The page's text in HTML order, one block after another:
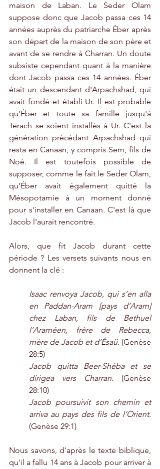
maison de Laban. Le Seder Olam
suppose donc que Jacob passa ces 14
années auprès du patriarche Éber après
son départ de la maison de son père et
avant de se rendre à Charran. Un doute
subsiste cependant quant à la manière
dont Jacob passa ces 14 années. Éber
était un descendant d'Arpachshad, qui
avait fondé et établi Ur. Il est probable
qu'Éber et toute sa famille jusqu'à
Terach se soient installés à Ur. C'est la
génération précédant Arpachshad qui
resta en Canaan, y compris Sem, fils de
Noé. Il est toutefois possible de
supposer, comme le fait le Seder Olam,
qu'Éber avait également quitté la
Mésopotamie à un moment donné
pour s'installer en Canaan. C'est là que
Jacob l'aurait rencontré.
Alors, que fit Jacob durant cette
période ? Les versets suivants nous en
donnent la clé :
Isaac renvoya Jacob, qui s’en alla
en Paddan-Aram [pays d’Aram]
chez Laban, fils de Bethuel
l’Araméen, frère de Rebecca,
mère de Jacob et d’Ésaü. (Genèse
28:5)
Jacob quitta Beer-Shéba et se
dirigea vers Charran. (Genèse
28:10)
Jacob poursuivit son chemin et
arriva au pays des fils de l’Orient.
(Genèse 29:1)
Nous savons, d'après le texte biblique,
qu'il a fallu 14 ans à Jacob pour arriver à